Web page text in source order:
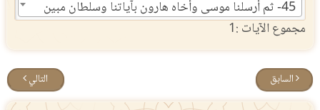
45- ثم أرسلنا موسى وأخاه هارون بآياتنا وسلطان مبين
مجموع الآيات :1
السابق التالي